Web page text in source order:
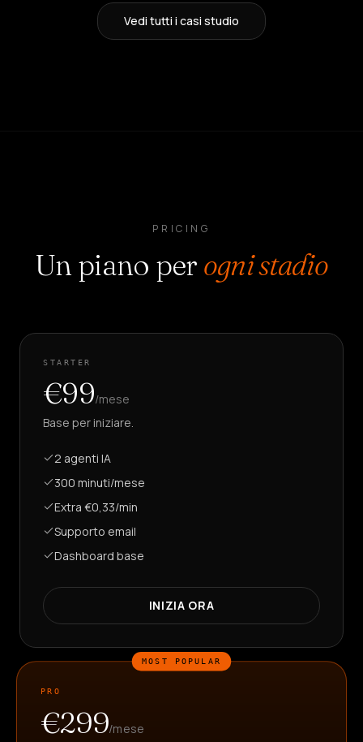
Vedi tutti i casi studio
PRICING
Un piano per ogni stadio
STARTER
€99/mese
Base per iniziare.
2 agenti IA
300 minuti/mese
Extra €0,33/min
Supporto email
Dashboard base
INIZIA ORA
MOST POPULAR
PRO
€299/mese